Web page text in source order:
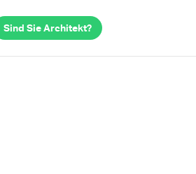
Sind Sie Architekt?